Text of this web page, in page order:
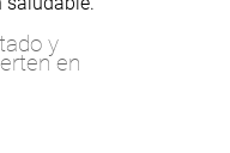
y
en